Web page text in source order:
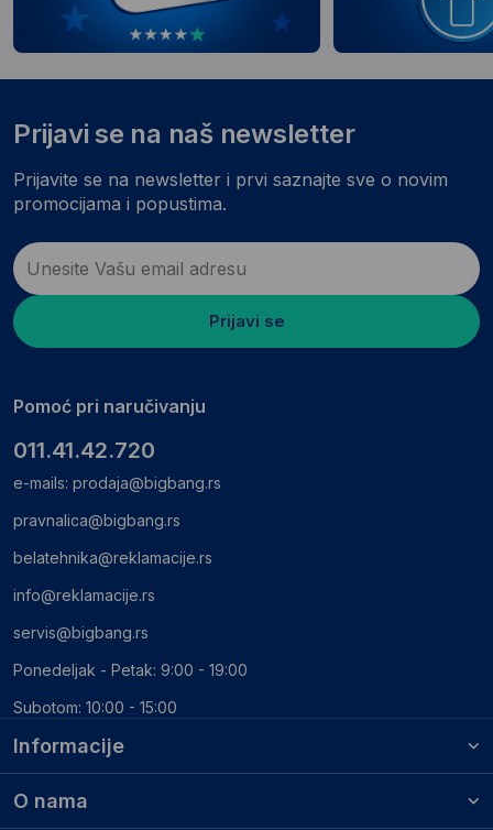
Informacije
O nama
Prijavi se na naš newsletter
Prijavite se na newsletter i prvi saznajte sve o novim
promocijama i popustima.
Prijavi se
Pomoć pri naručivanju
011.41.42.720
e-mails: prodaja@bigbang.rs
pravnalica@bigbang.rs
belatehnika@reklamacije.rs
info@reklamacije.rs
servis@bigbang.rs
Ponedeljak - Petak: 9:00 - 19:00
Subotom: 10:00 - 15:00